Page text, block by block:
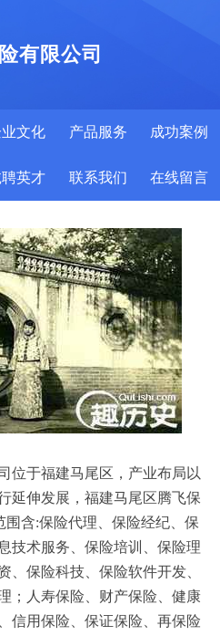
有限公司
文化 产品服务 成功案例
英才 联系我们 在线留言
位于福建马尾区，产业布局以
延伸发展，福建马尾区腾飞保
围含:保险代理、保险经纪、保
技术服务、保险培训、保险理
、保险科技、保险软件开发、
；人寿保险、财产保险、健康
信用保险、保证保险、再保险